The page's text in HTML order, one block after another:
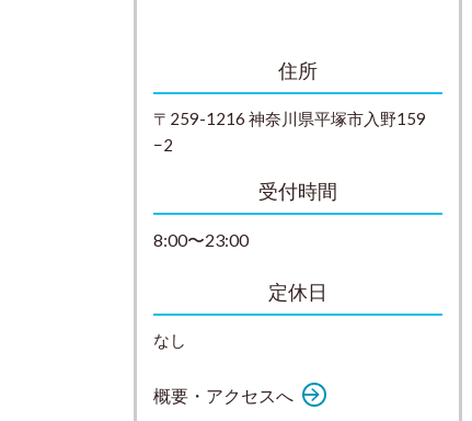
住所
〒259-1216 神奈川県平塚市入野159
−2
受付時間
8:00〜23:00
定休日
なし
概要・アクセスへ